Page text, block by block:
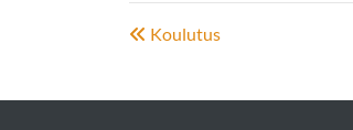
Koulutus